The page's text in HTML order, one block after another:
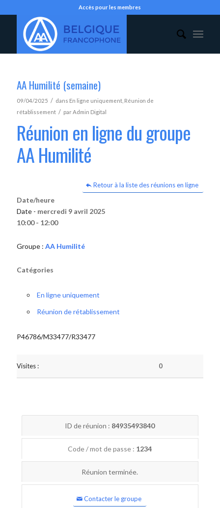
Accès pour les membres
AA Humilité (semaine)
09/04/2025 / dans En ligne uniquement, Réunion de
rétablissement / parAdmin Digital
Réunion en ligne du groupe
AA Humilité
Retour à la liste des réunions en ligne
Date/heure
Date - mercredi 9 avril 2025
10:00 - 12:00
Groupe : AA Humilité
Catégories
En ligne uniquement
Réunion de rétablissement
P46786/M33477/R33477
Visites : 0
ID de réunion : 84935493840
Code / mot de passe : 1234
Réunion terminée.
Contacter le groupe